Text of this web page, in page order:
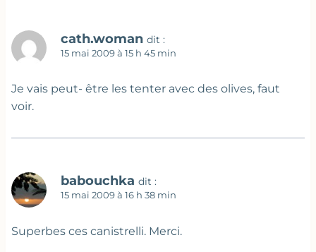
cath.woman dit :
15 mai 2009 à 15 h 45 min
Je vais peut- être les tenter avec des olives, faut
voir.
babouchka dit :
15 mai 2009 à 16 h 38 min
Superbes ces canistrelli. Merci.